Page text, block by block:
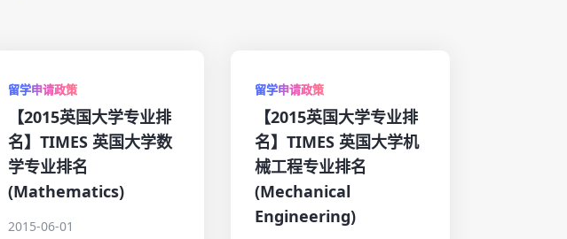
留学申请政策
【2015英国大学专业排
名】TIMES 英国大学数
学专业排名
(Mathematics)
2015-06-01
留学申请政策
【2015英国大学专业排
名】TIMES 英国大学机
械工程专业排名
(Mechanical
Engineering)